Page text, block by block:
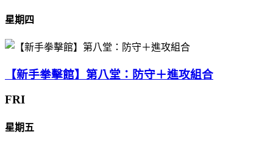
星期四
【新手拳擊館】第八堂：防守＋進攻組合
FRI
星期五